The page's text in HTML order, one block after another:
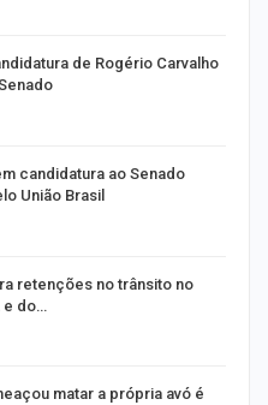
de Rogério Carvalho
candidatura ao Senado
União Brasil
retenções no trânsito no
e do…
matar a própria avó é